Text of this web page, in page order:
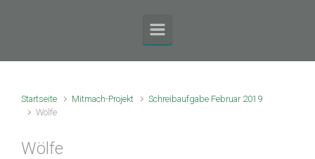
Startseite Mitmach-Projekt
Schreibaufgabe Februar 2019
Wölfe
Wölfe